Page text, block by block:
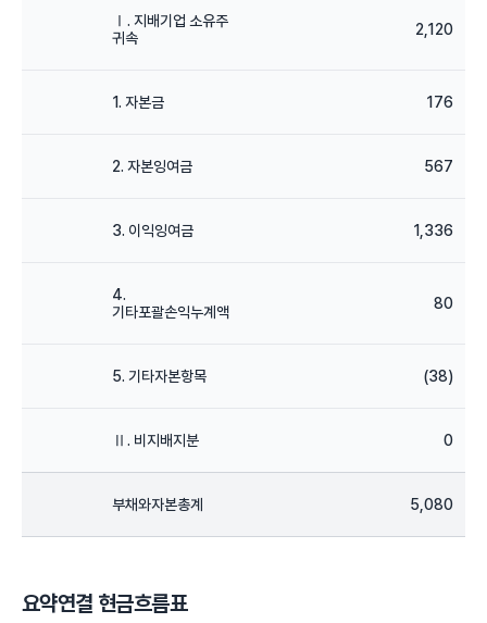
Ⅰ. 지배기업 소유주
귀속
2,120
1. 자본금 176
2. 자본잉여금 567
3. 이익잉여금 1,336
4.
기타포괄손익누계액
80
5. 기타자본항목 (38)
Ⅱ. 비지배지분 0
부채와자본총계 5,080
요약연결 현금흐름표